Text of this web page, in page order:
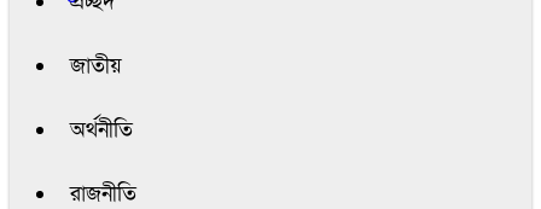
জাতীয়
অর্থনীতি
রাজনীতি